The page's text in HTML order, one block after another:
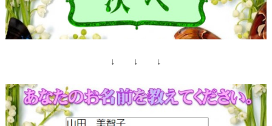
↓ ↓ ↓